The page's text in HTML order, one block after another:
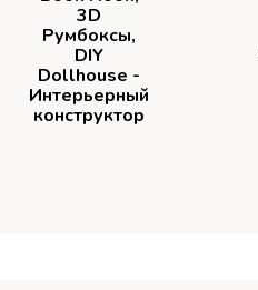
3D
Румбоксы,
DIY
Dollhouse -
Интерьерный
конструктор